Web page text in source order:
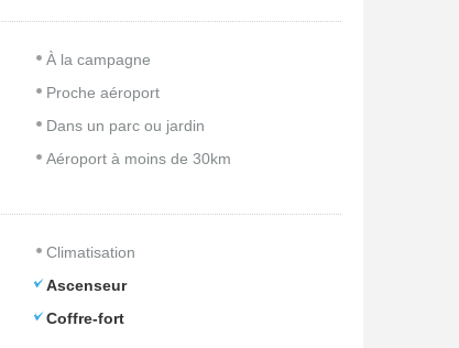
À la campagne
Proche aéroport
Dans un parc ou jardin
Aéroport à moins de 30km
Climatisation
Ascenseur
Coffre-fort